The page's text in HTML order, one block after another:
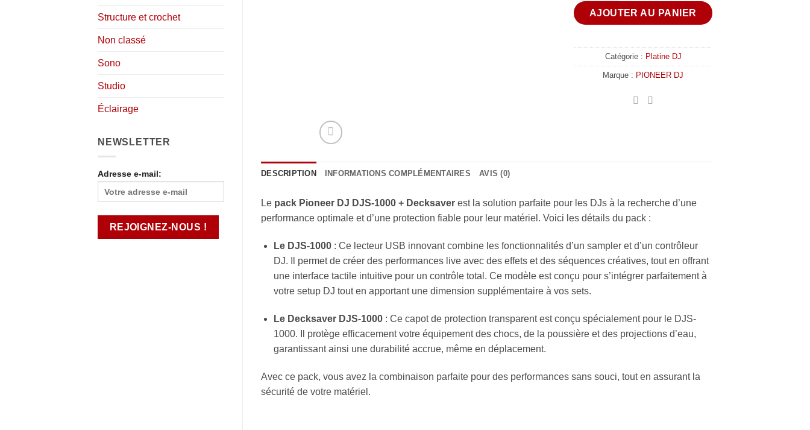
Structure et crochet
Non classé
Sono
Studio
Éclairage
NEWSLETTER
Adresse e-mail:
AJOUTER AU PANIER
Catégorie : Platine DJ
Marque : PIONEER DJ
DESCRIPTION INFORMATIONS COMPLÉMENTAIRES AVIS (0)
Le pack Pioneer DJ DJS-1000 + Decksaver est la solution parfaite pour les DJs à la recherche d’une
performance optimale et d’une protection fiable pour leur matériel. Voici les détails du pack :
Le DJS-1000: Ce lecteur USB innovant combine les fonctionnalités d’un sampler et d’un contrôleur
DJ. Il permet de créer des performances live avec des effets et des séquences créatives, tout en offrant
une interface tactile intuitive pour un contrôle total. Ce modèle est conçu pour s’intégrer parfaitement à
votre setup DJ tout en apportant une dimension supplémentaire à vos sets.
Le Decksaver DJS-1000: Ce capot de protection transparent est conçu spécialement pour le DJS-
1000. Il protège efficacement votre équipement des chocs, de la poussière et des projections d’eau,
garantissant ainsi une durabilité accrue, même en déplacement.
Avec ce pack, vous avez la combinaison parfaite pour des performances sans souci, tout en assurant la
sécurité de votre matériel.